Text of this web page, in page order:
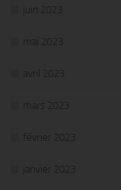
juin 2023
mai 2023
avril 2023
mars 2023
février 2023
janvier 2023